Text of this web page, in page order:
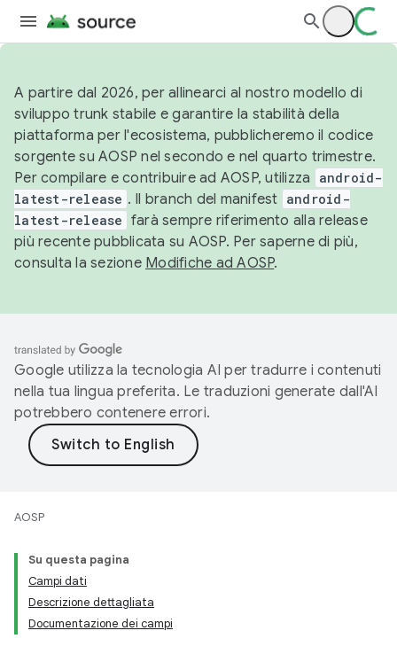
A partire dal 2026, per allinearci al nostro modello di
sviluppo trunk stabile e garantire la stabilità della
piattaforma per l'ecosistema, pubblicheremo il codice
sorgente su AOSP nel secondo e nel quarto trimestre.
Per compilare e contribuire ad AOSP, utilizza
android-
latest-release . Il branch del manifest android-
latest-release farà sempre riferimento alla release
più recente pubblicata su AOSP. Per saperne di più,
consulta la sezione Modifiche ad AOSP.
Google utilizza la tecnologia AI per tradurre i contenuti
nella tua lingua preferita. Le traduzioni generate dall'AI
potrebbero contenere errori.
AOSP
Su questa pagina
Campi dati
Descrizione dettagliata
Documentazione dei campi